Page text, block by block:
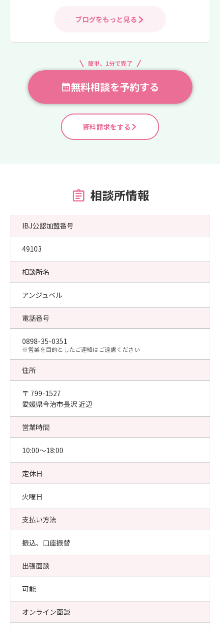
ブログをもっと見る
簡単、1分で完了
無料相談を予約する
資料請求をする
相談所情報
IBJ公認加盟番号
49103
相談所名
アンジュベル
電話番号
0898-35-0351
​※営業を目的としたご連絡はご遠慮ください
住所
〒 799-1527
愛媛県今治市長沢 近辺
営業時間
10:00〜18:00
定休日
火曜日
支払い方法
振込、口座振替
出張面談
可能
オンライン面談